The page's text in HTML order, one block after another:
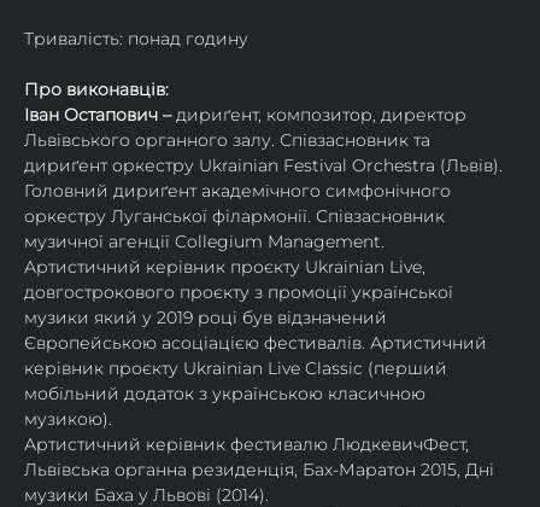
Тривалість: понад годину
Про виконавців:
Іван Остапович – дириґент, композитор, директор
Львівського органного залу. Співзасновник та
дириґент оркестру Ukrainian Festival Orchestra (Львів).
Головний дириґент академічного симфонічного
оркестру Луганської філармонії. Співзасновник
музичної агенції Collegium Management.
Артистичний керівник проєкту Ukrainian Live,
довгострокового проєкту з промоції української
музики який у 2019 році був відзначений
Європейською асоціацією фестивалів. Артистичний
керівник проєкту Ukrainian Live Classic (перший
мобільний додаток з українською класичною
музикою).
Артистичний керівник фестивалю ЛюдкевичФест,
Львівська органна резиденція, Бах-Маратон 2015, Дні
музики Баха у Львові (2014).